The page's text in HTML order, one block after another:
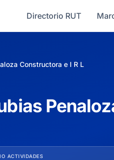
Directorio RUT
Constructora e I R L
ACTIVIDADES